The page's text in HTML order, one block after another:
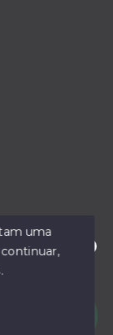
te ajudar.
-
uma
.